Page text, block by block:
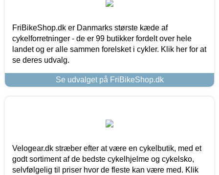
FriBikeShop.dk er Danmarks største kæde af
cykelforretninger - de er 99 butikker fordelt over hele
landet og er alle sammen forelsket i cykler. Klik her for at
se deres udvalg.
Se udvalget på FriBikeShop.dk
Velogear.dk stræber efter at være en cykelbutik, med et
godt sortiment af de bedste cykelhjelme og cykelsko,
selvfølgelig til priser hvor de fleste kan være med. Klik